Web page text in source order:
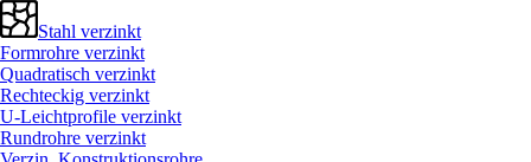
Stahl verzinkt
Formrohre verzinkt
Quadratisch verzinkt
Rechteckig verzinkt
U-Leichtprofile verzinkt
Rundrohre verzinkt